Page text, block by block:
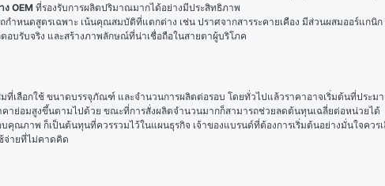
ง OEM ที่รองรับการผลิตปริมาณมากได้อย่างมีประสิทธิภาพ
กำหนดสูตรเฉพาะ เน้นคุณสมบัติที่แตกต่าง เช่น ปราศจากสารระคายเคือง มีส่วนผสมออร์แกนิ
บรับจริง และสร้างภาพลักษณ์ที่น่าเชื่อถือในสายตาผู้บริโภค
เลือกใช้ ขนาดบรรจุภัณฑ์ และจำนวนการผลิตต่อรอบ โดยทั่วไปแล้วราคาอาจเริ่มต้นที่ประม
ย่อมสูงขึ้นตามไปด้วย ขณะที่การสั่งผลิตจำนวนมากก็สามารถช่วยลดต้นทุนเฉลี่ยต่อหน่วยได้
ภาพ ก็เป็นต้นทุนที่ควรรวมไว้ในแผนธุรกิจ เจ้าของแบรนด์ที่ต้องการเริ่มต้นอย่างมั่นใจควร
จ่ายที่ไม่คาดคิด